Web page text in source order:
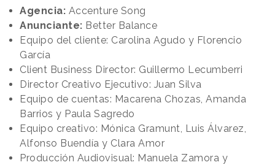
Agencia: Accenture Song
Anunciante: Better Balance
Equipo del cliente: Carolina Agudo y Florencio
García
Client Business Director: Guillermo Lecumberri
Director Creativo Ejecutivo: Juan Silva
Equipo de cuentas: Macarena Chozas, Amanda
Barrios y Paula Sagredo
Equipo creativo: Mónica Gramunt, Luis Álvarez,
Alfonso Buendía y Clara Amor
Producción Audiovisual: Manuela Zamora y